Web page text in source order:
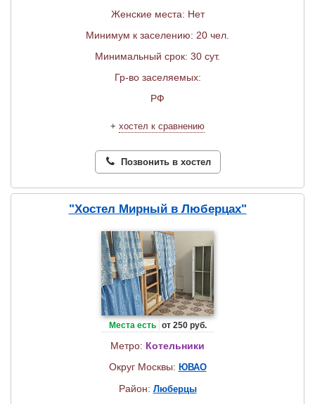
Женские места: Нет
Минимум к заселению: 20 чел.
Минимальный срок: 30 сут.
Гр-во заселяемых:
РФ
+ хостел к сравнению
Позвонить в хостел
"Хостел Мирный в Люберцах"
Места есть от 250 руб.
Метро: Котельники
Округ Москвы: ЮВАО
Район: Люберцы